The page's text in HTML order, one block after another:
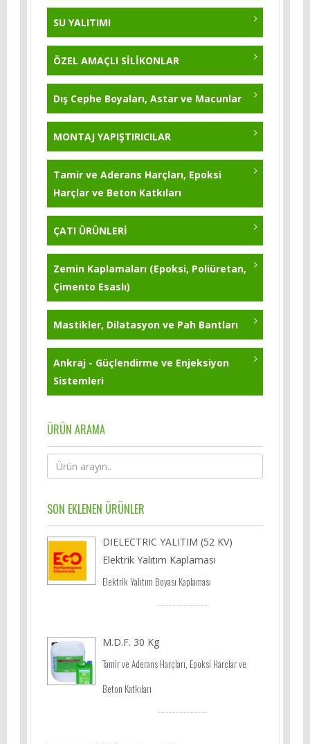
KB-Pur 222
KB-Pur 2K Topcoat
KB-Pur 214 - 25 Kg
SU YALITIMI
ÖZEL AMAÇLI SİLİKONLAR
Dış Cephe Boyaları, Astar ve Macunlar
MONTAJ YAPIŞTIRICILAR
Tamir ve Aderans Harçları, Epoksi
Harçlar ve Beton Katkıları
ÇATI ÜRÜNLERİ
Zemin Kaplamaları (Epoksi, Poliüretan,
Çimento Esaslı)
Mastikler, Dilatasyon ve Pah Bantları
Ankraj - Güçlendirme ve Enjeksiyon
Sistemleri
ÜRÜN ARAMA
SON EKLENEN ÜRÜNLER
DIELECTRIC YALITIM (52 KV)
Elektrik Yalıtım Kaplaması
Elektrik Yalıtım Boyası Kaplaması
M.D.F. 30 Kg
Tamir ve Aderans Harçları, Epoksi Harçlar ve
Beton Katkıları